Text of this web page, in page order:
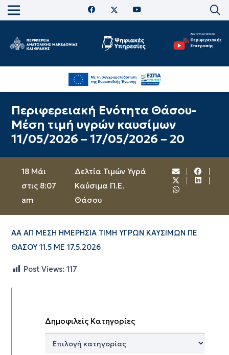
Περιφερειακή Ενότητα Θάσου-
Μέση τιμή υγρών καυσίμων
11/05/2026 – 17/05/2026 – 20
18 Μάι
στις 8:07
am
Δελτία Τιμών Υγρά
Καύσιμα Π.Ε.
Θάσου
ΑΑ ΑΠ ΜΕΣΗ ΗΜΕΡΗΣΙΑ ΤΙΜΗ ΥΓΡΩΝ ΚΑΥΣΙΜΩΝ ΠΕ
ΘΑΣΟΥ 11.5 ΜΕ 17.5.2026
Post Views: 117
Δημοφιλείς Κατηγορίες
Δημοφιλείς